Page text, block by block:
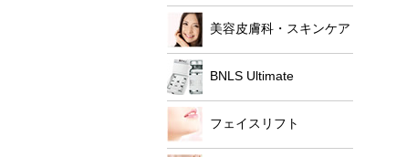
美容皮膚科・スキンケア
BNLS Ultimate
フェイスリフト